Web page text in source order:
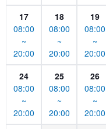
17
08:00
~
20:00
18
08:00
~
20:00
19
08:00
~
20:00
24
08:00
~
20:00
25
08:00
~
20:00
26
08:00
~
20:00